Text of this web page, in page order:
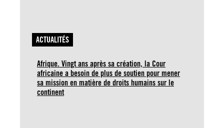
ACTUALITÉS
Afrique. Vingt ans après sa création, la Cour
africaine a besoin de plus de soutien pour mener
sa mission en matière de droits humains sur le
continent